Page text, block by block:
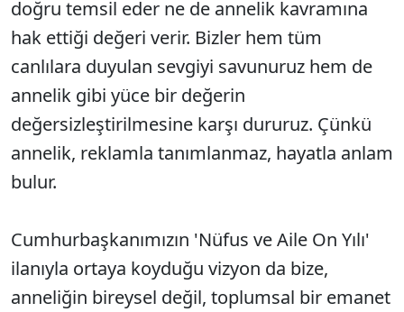
doğru temsil eder ne de annelik kavramına
hak ettiği değeri verir. Bizler hem tüm
canlılara duyulan sevgiyi savunuruz hem de
annelik gibi yüce bir değerin
değersizleştirilmesine karşı dururuz. Çünkü
annelik, reklamla tanımlanmaz, hayatla anlam
bulur.
Cumhurbaşkanımızın 'Nüfus ve Aile On Yılı'
ilanıyla ortaya koyduğu vizyon da bize,
anneliğin bireysel değil, toplumsal bir emanet